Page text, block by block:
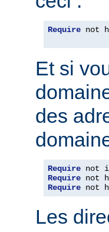
Require not
Et si
des
Require not
Require not
Require not
Les